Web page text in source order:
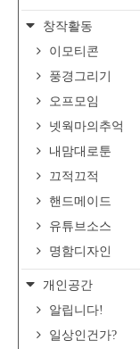
창작활동
이모티콘
풍경그리기
오프모임
넷웍마의추억
내맘대로툰
끄적끄적
핸드메이드
유튜브소스
명함디자인
개인공간
알립니다!
일상인건가?